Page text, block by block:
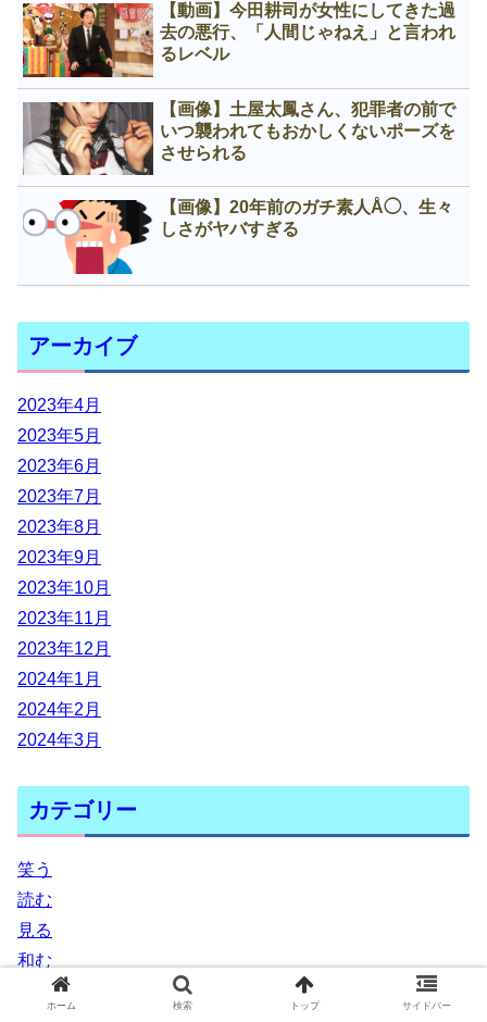
【動画】今田耕司が女性にしてきた過
去の悪行、「人間じゃねえ」と言われ
るレベル
【画像】土屋太鳳さん、犯罪者の前で
いつ襲われてもおかしくないポーズを
させられる
【画像】20年前のガチ素人Å◯、生々
しさがヤバすぎる
アーカイブ
2023年4月
2023年5月
2023年6月
2023年7月
2023年8月
2023年9月
2023年10月
2023年11月
2023年12月
2024年1月
2024年2月
2024年3月
カテゴリー
笑う
読む
見る
和む
知る
ホーム 検索 トップ サイドバー